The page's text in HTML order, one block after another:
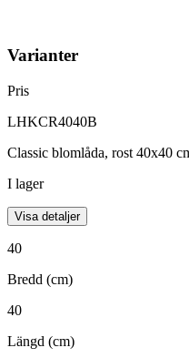
Varianter
Pris
LHKCR4040B
Classic blomlåda, rost 40x40
I lager
Visa detaljer
40
Bredd (cm)
40
Längd (cm)